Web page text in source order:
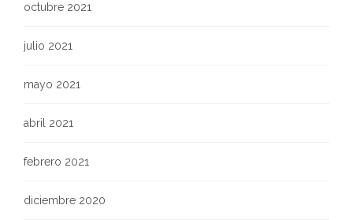
octubre 2021
julio 2021
mayo 2021
abril 2021
febrero 2021
diciembre 2020